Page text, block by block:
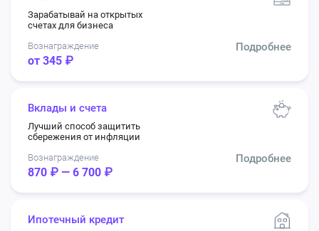
Зарабатывай на открытых
счетах для бизнеса
Вознаграждение
от 345 ₽
Подробнее
Вклады и счета
Лучший способ защитить
сбережения от инфляции
Вознаграждение
870 ₽ — 6 700 ₽
Подробнее
Ипотечный кредит